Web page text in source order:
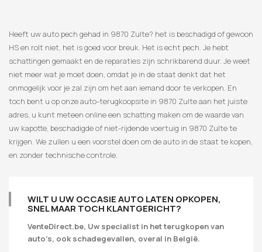
Heeft uw auto pech gehad in 9870 Zulte? het is beschadigd of gewoon
HS en rolt niet, het is goed voor breuk. Het is echt pech. Je hebt
schattingen gemaakt en de reparaties zijn schrikbarend duur. Je weet
niet meer wat je moet doen, omdat je in de staat denkt dat het
onmogelijk voor je zal zijn om het aan iemand door te verkopen. En
toch bent u op onze auto-terugkoopsite in 9870 Zulte aan het juiste
adres, u kunt meteen online een schatting maken om de waarde van
uw kapotte, beschadigde of niet-rijdende voertuig in 9870 Zulte te
krijgen. We zullen u een voorstel doen om de auto in de staat te kopen,
en zonder technische controle.
WILT U UW OCCASIE AUTO LATEN OPKOPEN,
SNEL MAAR TOCH KLANTGERICHT?
VenteDirect.be, Uw specialist in het terugkopen van
auto’s, ook schadegevallen, overal in België.